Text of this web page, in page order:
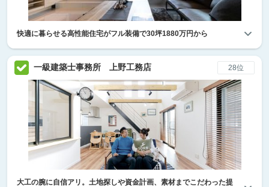
快適に暮らせる高性能住宅がフル装備で30坪1880万円から
一級建築士事務所 上野工務店 28位
大工の腕に自信アリ。土地探しや資金計画、素材までこだわった提